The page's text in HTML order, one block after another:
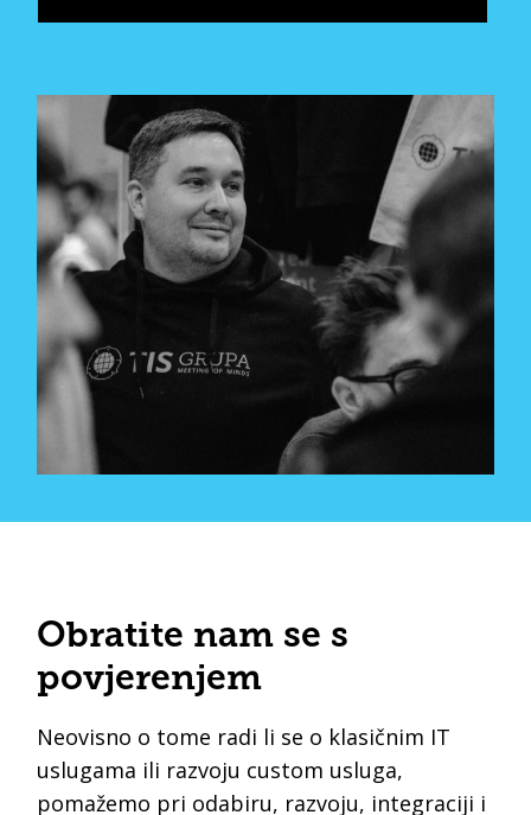
Obratite nam se s
povjerenjem
Neovisno o tome radi li se o klasičnim IT
uslugama ili razvoju custom usluga,
pomažemo pri odabiru, razvoju, integraciji i